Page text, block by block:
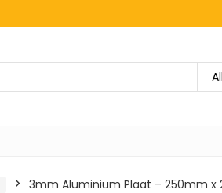
3mm Aluminium Plaat – 250mm